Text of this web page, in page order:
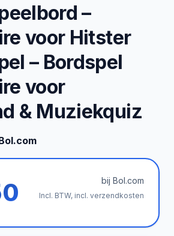
–
voor Hitster
– Bordspel
voor
& Muziekquiz
bij Bol.com
Incl. BTW, incl. verzendkosten